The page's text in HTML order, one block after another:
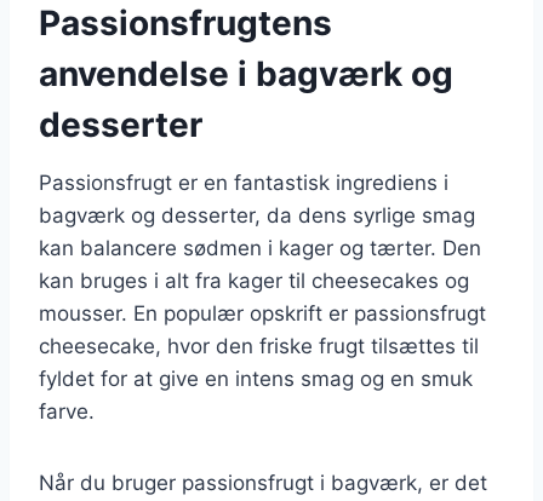
Passionsfrugtens
anvendelse i bagværk og
desserter
Passionsfrugt er en fantastisk ingrediens i
bagværk og desserter, da dens syrlige smag
kan balancere sødmen i kager og tærter. Den
kan bruges i alt fra kager til cheesecakes og
mousser. En populær opskrift er passionsfrugt
cheesecake, hvor den friske frugt tilsættes til
fyldet for at give en intens smag og en smuk
farve.
Når du bruger passionsfrugt i bagværk, er det